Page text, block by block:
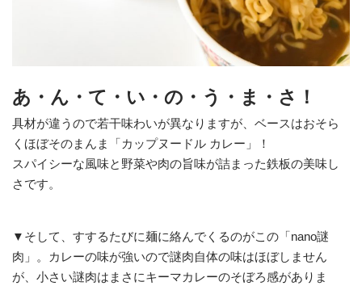
あ・ん・て・い・の・う・ま・さ！
具材が違うので若干味わいが異なりますが、ベースはおそら
くほぼそのまんま「カップヌードル カレー」！
スパイシーな風味と野菜や肉の旨味が詰まった鉄板の美味し
さです。
▼そして、すするたびに麺に絡んでくるのがこの「nano謎
肉」。カレーの味が強いので謎肉自体の味はほぼしません
が、小さい謎肉はまさにキーマカレーのそぼろ感がありま